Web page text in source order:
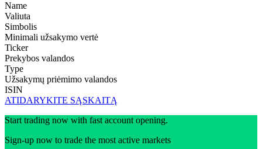
Name
Valiuta
Simbolis
Minimali užsakymo vertė
Ticker
Prekybos valandos
Type
Užsakymų priėmimo valandos
ISIN
ATIDARYKITE SĄSKAITĄ
Start trading now with fast account opening.
Sign-up now to trade the most active markets